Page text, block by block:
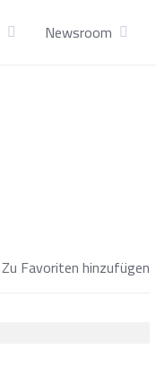
Newsroom
Zu Favoriten hinzufügen